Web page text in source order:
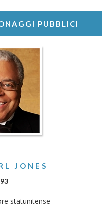
PUBBLICI
JONES
93
statunitense